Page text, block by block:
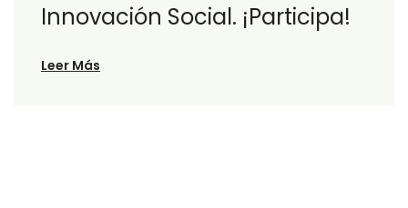
Innovación Social. ¡Participa!
Leer Más